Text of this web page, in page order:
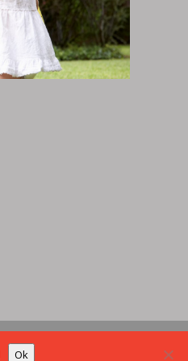
Falco Solutions
Ok